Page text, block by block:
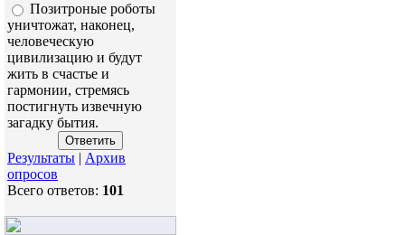
Позитроные роботы
уничтожат, наконец,
человеческую
цивилизацию и будут
жить в счастье и
гармонии, стремясь
постигнуть извечную
загадку бытия.
Результаты | Архив
опросов
Всего ответов: 101